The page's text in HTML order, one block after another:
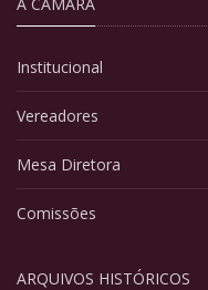
Institucional
Vereadores
Mesa Diretora
Comissões
ARQUIVOS HISTÓRICOS